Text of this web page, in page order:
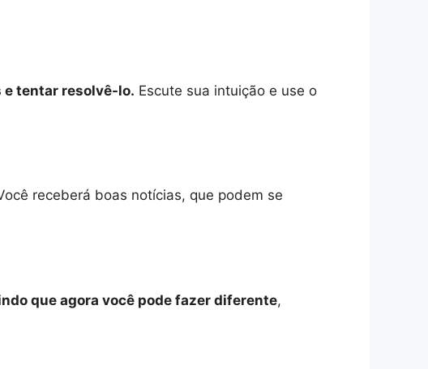
tentar resolvê-lo. Escute sua intuição e use o
receberá boas notícias, que podem se
que agora você pode fazer diferente,